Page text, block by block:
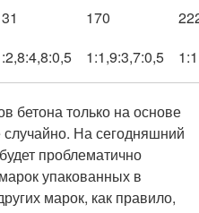
170
1:1,9:3,7:0,5
бетона только на основе
На сегодняшний
проблематично
упакованных в
марок, как правило,